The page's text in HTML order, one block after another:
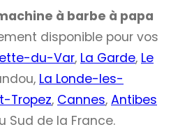
à barbe à papa
disponible pour vos
du-Var, La Garde, Le
La Londe-les-
Tropez, Cannes, Antibes
Sud de la France.